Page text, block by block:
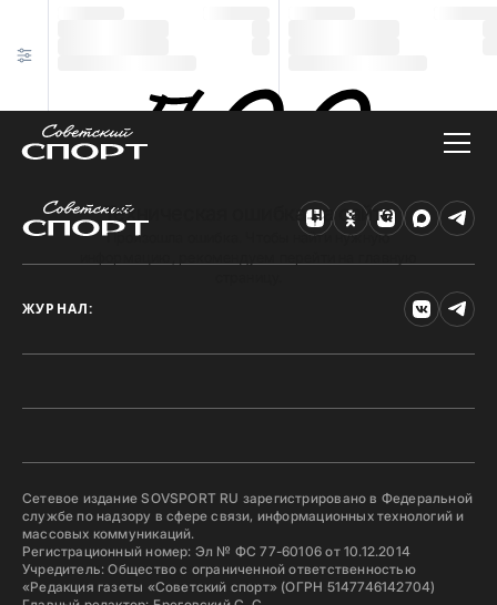
Техническая ошибка на сайте
Произошла ошибка. Чтобы найти нужную
ЖУРНАЛ:
Сетевое издание SOVSPORT RU зарегистрировано в Федеральной
службе по надзору в сфере связи, информационных технологий и
массовых коммуникаций.
Регистрационный номер: Эл № ФС 77-60106 от 10.12.2014
Учредитель: Общество с ограниченной ответственностью
«Редакция газеты «Советский спорт» (ОГРН 5147746142704)